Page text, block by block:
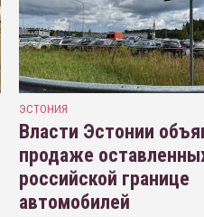
ЭСТОНИЯ
Власти Эстонии
продаже
российской границе
автомобилей